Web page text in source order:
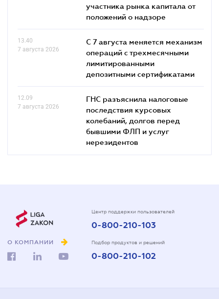
участника рынка капитала от
положений о надзоре
13.40
7 августа 2026
С 7 августа меняется механизм
операций с трехмесячными
лимитированными
депозитными сертификатами
12.09
7 августа 2026
ГНС разъяснила налоговые
последствия курсовых
колебаний, долгов перед
бывшими ФЛП и услуг
нерезидентов
О КОМПАНИИ
Центр поддержки пользователей
0-800-210-103
Подбор продуктов и решений
0-800-210-102